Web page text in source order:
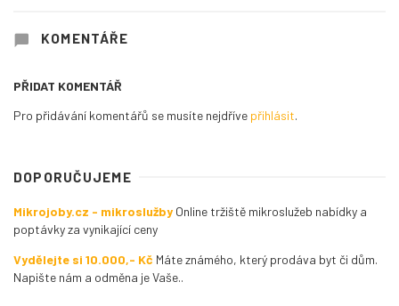
KOMENTÁŘE
PŘIDAT KOMENTÁŘ
Pro přidávání komentářů se musíte nejdříve přihlásit.
DOPORUČUJEME
Mikrojoby.cz - mikroslužby Online tržiště mikroslužeb nabídky a
poptávky za vynikající ceny
Vydělejte si 10.000,- Kč Máte známého, který prodáva byt či dům.
Napište nám a odměna je Vaše..